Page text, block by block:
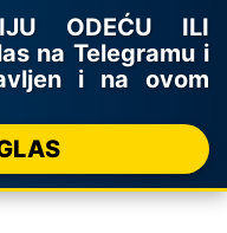
ODEĆU ILI
na Telegramu i
i na ovom